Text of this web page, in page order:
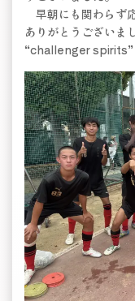
早朝にも関わらず
ありがとうございま
“challenger spirits”